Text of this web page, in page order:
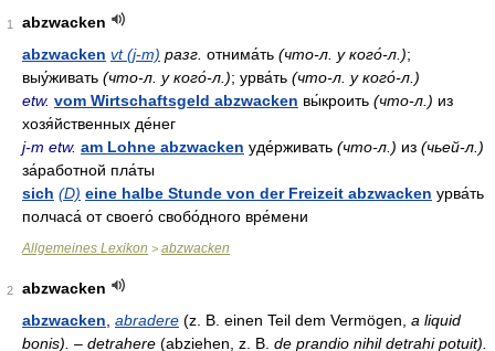
1
abzwacken
abzwacken vt (j-m) разг. отнима́ть (что-л. у кого́-л.);
выу́живать (что-л. у кого́-л.); урва́ть (что-л. у кого́-л.)
etw. vom Wirtschaftsgeld abzwacken вы́кроить (что-л.) из
хозя́йственных де́нег
j-m etw. am Lohne abzwacken уде́рживать (что-л.) из (чьей-л.)
за́работной пла́ты
sich (D) eine halbe Stunde von der Freizeit abzwacken урва́ть
полчаса́ от своего́ свобо́дного вре́мени
Allgemeines Lexikon > abzwacken
2
abzwacken
abzwacken abradere (z. B. einen Teil dem Vermögen, a liquid
bonis). – detrahere (abziehen, z. B. de prandio nihil detrahi potuit).